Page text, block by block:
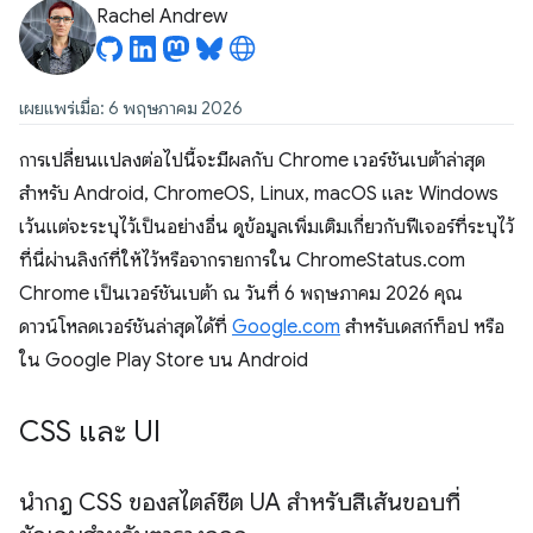
Rachel Andrew
เผยแพร่เมื่อ: 6 พฤษภาคม 2026
การเปลี่ยนแปลงต่อไปนี้จะมีผลกับ Chrome เวอร์ชันเบต้าล่าสุด
สำหรับ Android, ChromeOS, Linux, macOS และ Windows
เว้นแต่จะระบุไว้เป็นอย่างอื่น ดูข้อมูลเพิ่มเติมเกี่ยวกับฟีเจอร์ที่ระบุไว้
ที่นี่ผ่านลิงก์ที่ให้ไว้หรือจากรายการใน ChromeStatus.com
Chrome เป็นเวอร์ชันเบต้า ณ วันที่ 6 พฤษภาคม 2026 คุณ
ดาวน์โหลดเวอร์ชันล่าสุดได้ที่ Google.com สำหรับเดสก์ท็อป หรือ
ใน Google Play Store บน Android
CSS และ UI
นำกฎ CSS ของสไตล์ชีต UA สำหรับสีเส้นขอบที่